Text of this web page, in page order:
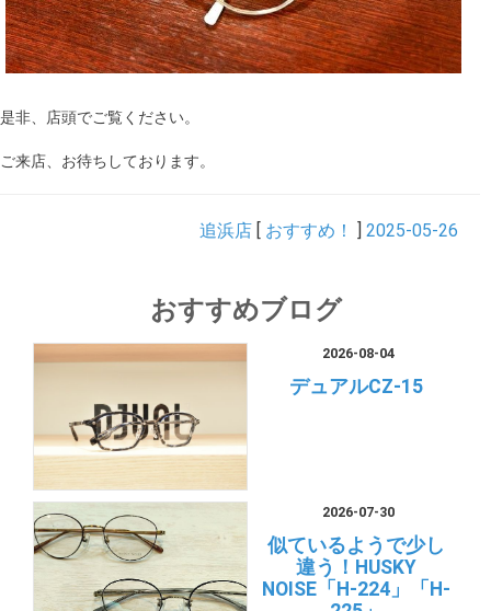
是非、店頭でご覧ください。
ご来店、お待ちしております。
追浜店 おすすめ！ 2025-05-26
おすすめブログ
2026-08-04
デュアルCZ-15
2026-07-30
似ているようで少し
違う！HUSKY
NOISE「H-224」「H-